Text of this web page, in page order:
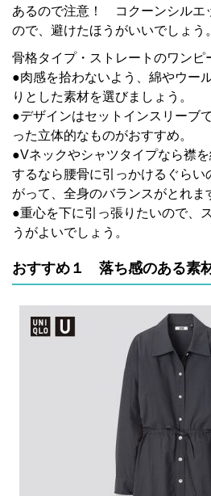
あるので注意！ コクーンシルエ
ので、避けたほうがいいでしょう。
骨格タイプ・ストレートのワンピ
●肉感を拾わないよう、綿やウー
りとした素材を選びましょう。
●デザインはセットインスリーブ
った立体的なものがおすすめ。
●Vネックやシャツタイプなら襟
するなら腰骨に引っかけるぐらい
がって、全身のバランスがとれま
●重心を下に引っ張りたいので、
うがよいでしょう。
おすすめ１ 落ち感のある素